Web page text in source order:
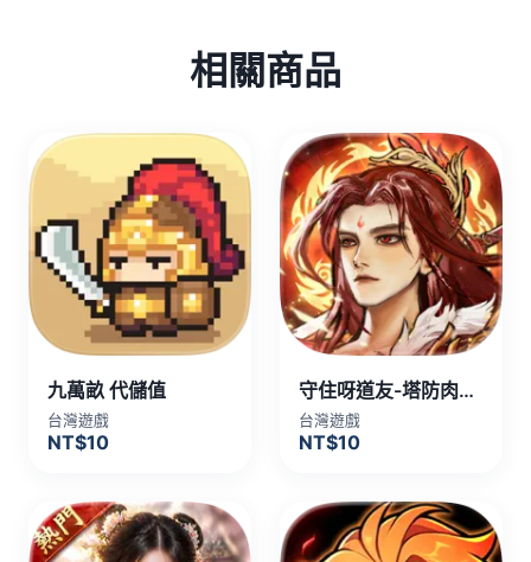
相關商品
九萬畝 代儲值
台灣遊戲
NT$10
守住呀道友-塔防肉鴿手遊 代儲值
台灣遊戲
NT$10